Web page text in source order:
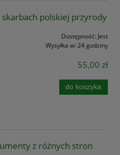
polskiej przyrody
Dostępność: Jest
Wysyłka w: 24 godziny
55,00 zł
do koszyka
z różnych stron